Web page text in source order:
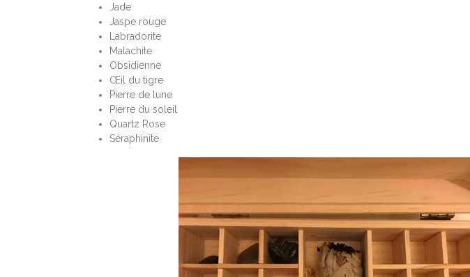
Jade
Jaspe rouge
Labradorite
Malachite
Obsidienne
Œil du tigre
Pierre de lune
Pierre du soleil
Quartz Rose
Séraphinite